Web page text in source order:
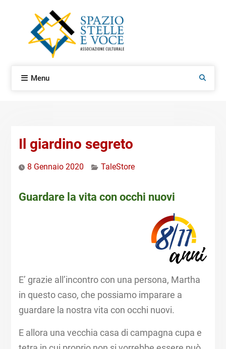
Menu Search
Il giardino segreto
8 Gennaio 2020 TaleStore
Guardare la vita con occhi nuovi
E’ grazie all’incontro con una persona, Martha
in questo caso, che possiamo imparare a
guardare la nostra vita con occhi nuovi.
E allora una vecchia casa di campagna cupa e